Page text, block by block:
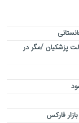
پزشکیان /مگر در
فارکس